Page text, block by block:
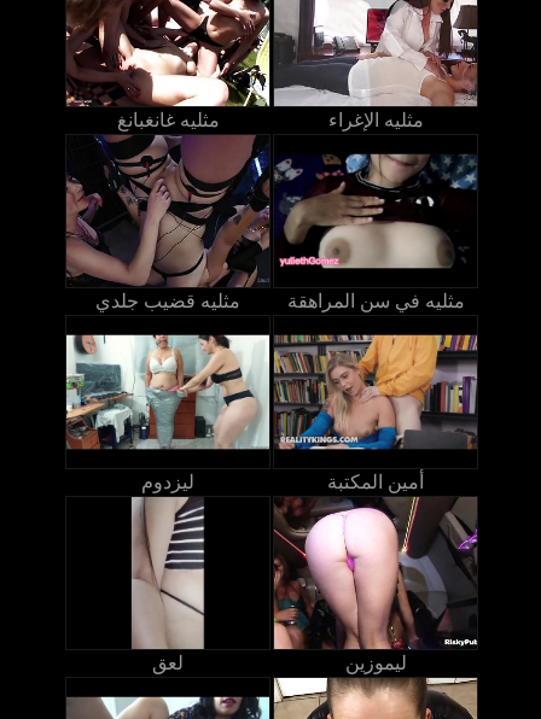
مثليه غانغبانغ مثليه الإغراء
مثليه قضيب جلدي مثليه في سن المراهقة
ليزدوم أمين المكتبة
لعق ليموزين